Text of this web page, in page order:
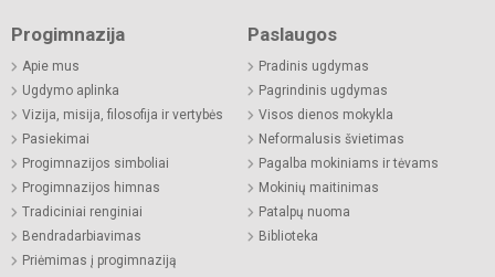
Progimnazija
Apie mus
Ugdymo aplinka
Vizija, misija, filosofija ir vertybės
Pasiekimai
Progimnazijos simboliai
Progimnazijos himnas
Tradiciniai renginiai
Bendradarbiavimas
Priėmimas į progimnaziją
Paslaugos
Pradinis ugdymas
Pagrindinis ugdymas
Visos dienos mokykla
Neformalusis švietimas
Pagalba mokiniams ir tėvams
Mokinių maitinimas
Patalpų nuoma
Biblioteka